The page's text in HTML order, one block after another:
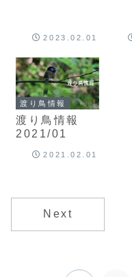
2023.02.01
渡り鳥情報
渡り鳥情報
2021/01
2021.02.01
Next